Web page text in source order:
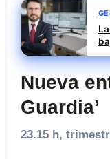
Nueva
Guardia’
23.15 h,